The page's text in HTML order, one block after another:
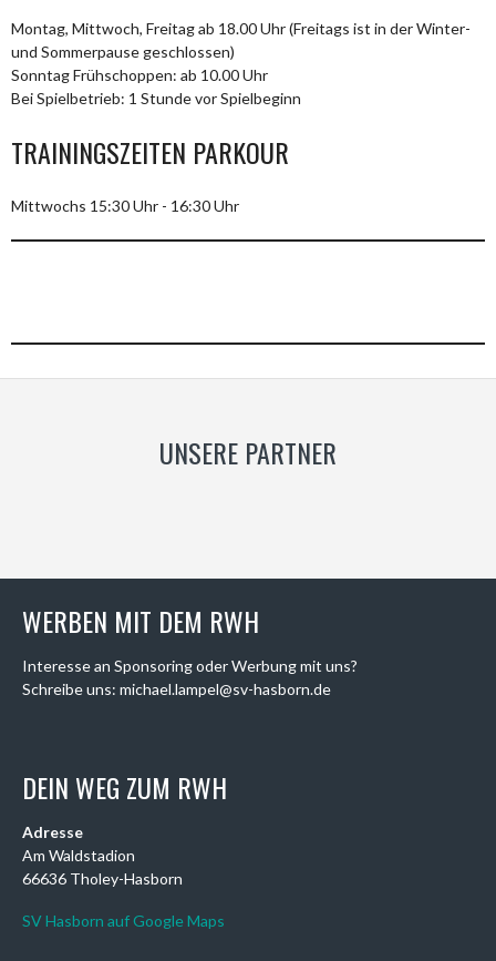
Montag, Mittwoch, Freitag ab 18.00 Uhr (Freitags ist in der Winter-
und Sommerpause geschlossen)
Sonntag Frühschoppen: ab 10.00 Uhr
Bei Spielbetrieb: 1 Stunde vor Spielbeginn
TRAININGSZEITEN PARKOUR
Mittwochs 15:30 Uhr - 16:30 Uhr
UNSERE PARTNER
WERBEN MIT DEM RWH
Interesse an Sponsoring oder Werbung mit uns?
Schreibe uns: michael.lampel@sv-hasborn.de
DEIN WEG ZUM RWH
Adresse
Am Waldstadion
66636 Tholey-Hasborn
SV Hasborn auf Google Maps